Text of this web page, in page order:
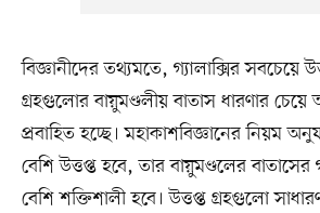
বিজ্ঞানীদের তথ্যমতে, গ্যালাক্সির সবচেয়ে
গ্রহগুলোর বায়ুমণ্ডলীয় বাতাস ধারণার
প্রবাহিত হচ্ছে। মহাকাশবিজ্ঞানের নিয়ম
বেশি উত্তপ্ত হবে, তার বায়ুমণ্ডলের
বেশি শক্তিশালী হবে। উত্তপ্ত গ্রহগুলো